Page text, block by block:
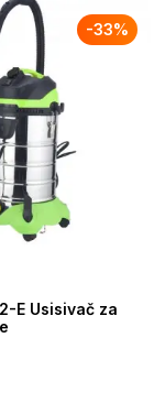
-33%
E Usisivač za